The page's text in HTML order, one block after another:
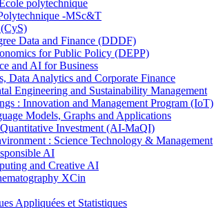
polytechnique
-MSc&T
Data and Finance (DDDF)
for Public Policy (DEPP)
and AI for Business
Analytics and Corporate Finance
Engineering and Sustainability Management
: Innovation and Management Program (IoT)
Models, Graphs and Applications
Investment (AI-MaQI)
: Science Technology & Management
AI
and Creative AI
XCin
Appliquées et Statistiques